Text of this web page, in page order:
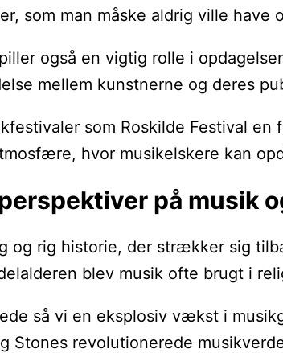
som man måske aldrig ville
også en vigtig rolle i
mellem kunstnerne og deres
som Roskilde Festival
hvor musikelskere kan
på musik
og rig historie, der strækker sig
blev musik ofte brugt i
så vi en eksplosiv vækst i
Stones revolutionerede